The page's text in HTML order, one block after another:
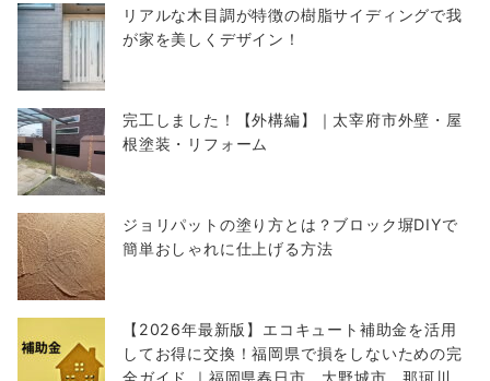
リアルな木目調が特徴の樹脂サイディングで我
が家を美しくデザイン！
完工しました！【外構編】｜太宰府市外壁・屋
根塗装・リフォーム
ジョリパットの塗り方とは？ブロック塀DIYで
簡単おしゃれに仕上げる方法
【2026年最新版】エコキュート補助金を活用
してお得に交換！福岡県で損をしないための完